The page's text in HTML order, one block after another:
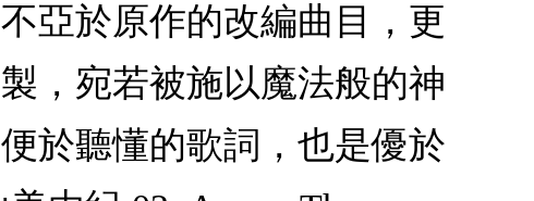
亞於原作的改編曲目，更
，宛若被施以魔法般的神
於聽懂的歌詞，也是優於